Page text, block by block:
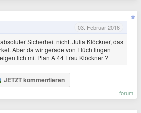
03. Februar 2016
Sicherheit nicht. Julia Klöckner, das
Aber da wir gerade von Flüchtlingen
mit Plan A 44 Frau Klöckner ?
JETZT kommentieren
forum